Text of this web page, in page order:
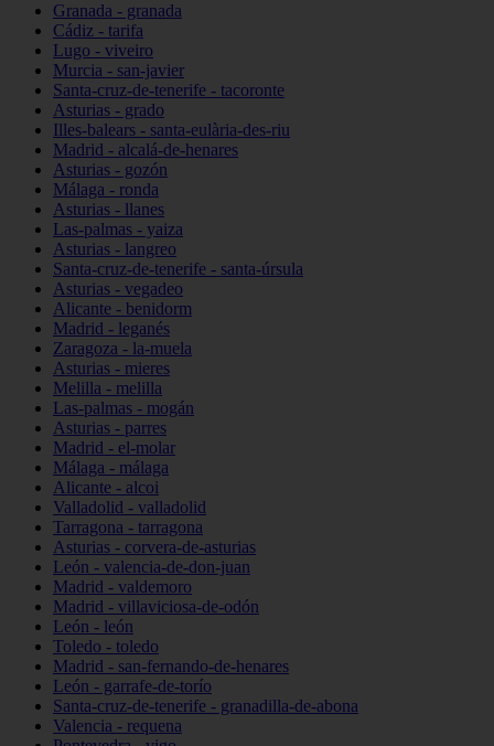
Granada - granada
Cádiz - tarifa
Lugo - viveiro
Murcia - san-javier
Santa-cruz-de-tenerife - tacoronte
Asturias - grado
Illes-balears - santa-eulària-des-riu
Madrid - alcalá-de-henares
Asturias - gozón
Málaga - ronda
Asturias - llanes
Las-palmas - yaiza
Asturias - langreo
Santa-cruz-de-tenerife - santa-úrsula
Asturias - vegadeo
Alicante - benidorm
Madrid - leganés
Zaragoza - la-muela
Asturias - mieres
Melilla - melilla
Las-palmas - mogán
Asturias - parres
Madrid - el-molar
Málaga - málaga
Alicante - alcoi
Valladolid - valladolid
Tarragona - tarragona
Asturias - corvera-de-asturias
León - valencia-de-don-juan
Madrid - valdemoro
Madrid - villaviciosa-de-odón
León - león
Toledo - toledo
Madrid - san-fernando-de-henares
León - garrafe-de-torío
Santa-cruz-de-tenerife - granadilla-de-abona
Valencia - requena